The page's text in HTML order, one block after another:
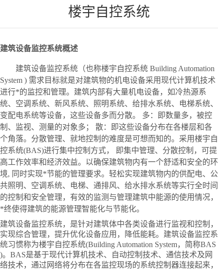
楼宇自控系统
建筑设备监控系统概述
建筑设备监控系统（也称楼宇自控系统 Building Automation
System ) 需求目标就是对建筑物的机电设备采用现代计算机技术
进行*的监控和管理。建筑内部有大量机电设备，如冷热源系
统、空调系统、新风系统、照明系统、给排水系统、电梯系统、
变配电系统等设备，这些设备多而分散。 多：即数量多，被控
制、监视、测量的对象多； 散：即这些设备分布在各楼层和各
个角落。分散管理、就地控制的难度是可想而知的。采用楼宇自
控系统(BAS)进行集中控制方式， 即集中管理、分散控制，可提
高工作效率和经济效益。以确保建筑物内有一个舒适和安全的环
境, 同时实现*节能的管理要求。轻松实现建筑物内的供配电、公
共照明、空调系统、电梯、通排风、给水排水系统等实行全时间
的控制和安全管理，有效的监测与管理建筑中能源的使用情况，
*终使得建筑的能源管理智能化与节能化。
建筑设备监控系统，是针对建筑体中各类设备进行监视和控制，
实现综合管理，提升优化设备应用，降低能耗。建筑设备监控系
统习惯称为楼宇自控系统(Building Automation System，简称BAS
)。BAS是基于现代计算机技术、自动控制技术、通信技术及网
络技术，通过网络将分布在各监控现场的系统控制器连接起来，